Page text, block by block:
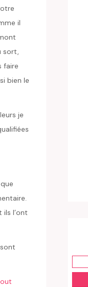
il
sort,
faire
bien le
je
l’ont